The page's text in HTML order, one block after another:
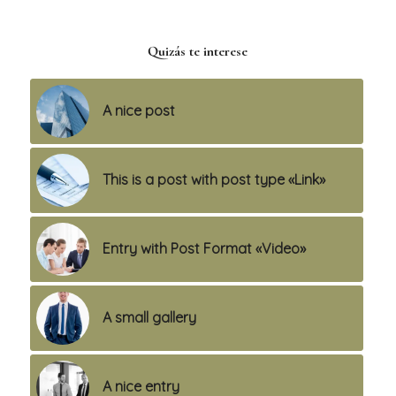
Quizás te interese
A nice post
This is a post with post type «Link»
Entry with Post Format «Video»
A small gallery
A nice entry